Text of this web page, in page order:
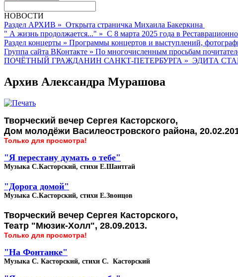
НОВОСТИ
Раздел АРХИВ » Открыта страничка Михаила Бакеркина
" А жизнь продолжается..." » С 8 марта 2025 года в
Раздел концерты » Программы концертов и выступлений,
Группа сайта ВКонтакте » По многочисленным просьбам
ПОЧЁТНЫЙ ГРАЖДАНИН САНКТ-ПЕТЕРБУРГА » ЭДИТА
Архив Александра Мурашова
Творческий вечер Сергея Касторского,
Дом молодёжи Василеостровского района,
Только для просмотра!
"Я перестану думать о тебе"
Музыка С.Касторский, стихи Е.Шантгай
"Дорога домой"
Музыка С.Касторский, стихи Е.Звонцов
Творческий вечер Сергея Касторского,
Театр "Мюзик-Холл", 28.09.2013.
Только для просмотра!
"На Фонтанке"
Музыка С. Касторский, стихи С. Касторский